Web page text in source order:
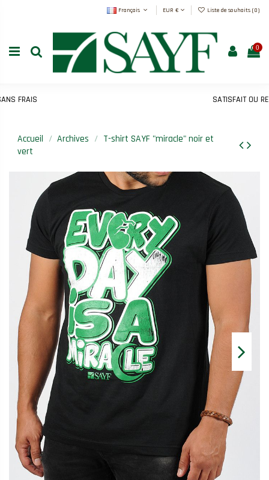
Français EUR € Liste de souhaits (0)
0
FRAIS SATISFAIT OU
Accueil Archives
T-shirt SAYF "miracle" noir et
vert